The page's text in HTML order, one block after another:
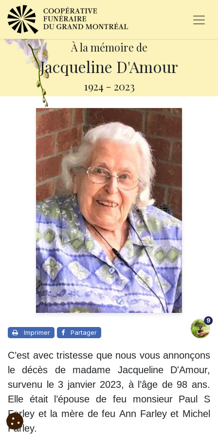
À la mémoire de
Jacqueline D'Amour
1924 - 2023
Imprimer Partager
9
C’est avec tristesse que nous vous annonçons
le décès de madame Jacqueline D'Amour,
survenu le 3 janvier 2023, à l’âge de 98 ans.
Elle était l’épouse de feu monsieur Paul S
Farley et la mère de feu Ann Farley et Michel
Farley.